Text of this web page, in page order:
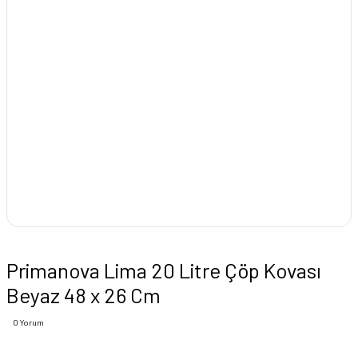
Primanova Lima 20 Litre Çöp Kovası
Beyaz 48 x 26 Cm
0 Yorum